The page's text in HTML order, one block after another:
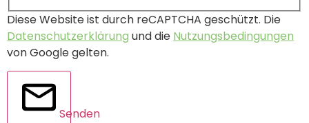
Diese Website ist durch reCAPTCHA geschützt. Die
Datenschutzerklärung und die Nutzungsbedingungen
von Google gelten.
Senden